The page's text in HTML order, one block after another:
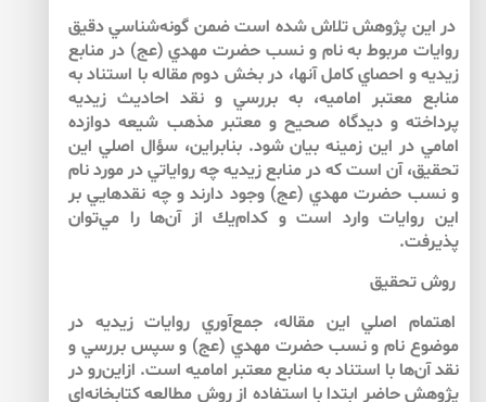
در اين پژوهش تلاش شده است ضمن گونه‌شناسي دقيق
روايات مربوط به نام و نسب حضرت مهدي (عج) در منابع
زيديه و احصاي كامل آن­ها، در بخش دوم مقاله با استناد به
منابع معتبر اماميه، به بررسي و نقد احاديث زيديه
پرداخته و ديدگاه صحيح و معتبر مذهب شيعه دوازده
امامي در اين زمينه بيان شود. بنابراين، سؤال اصلي اين
تحقيق، آن است كه در منابع زيديه چه رواياتي در مورد نام
و نسب حضرت مهدي (عج) وجود دارند و چه نقدهايي بر
اين روايات وارد است و كدام‌يك از آن‌ها را مي‌توان
پذيرفت.
روش‌ تحقيق
اهتمام اصلي اين مقاله، جمع‌آوري روايات زيديه در
موضوع نام و نسب حضرت مهدي (عج) و سپس بررسي و
نقد آن‌ها با استناد به منابع معتبر اماميه است. ازاين‌رو در
پژوهش حاضر ابتدا با استفاده از روش مطالعه كتابخانه‌اي